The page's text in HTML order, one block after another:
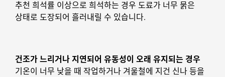
추천 희석률 이상으로 희석하는 경우 도료가 너무 묽은
상태로 도장되어 흘러내릴 수 있습니다.
건조가 느리거나 지연되어 유동성이 오래 유지되는 경우
기온이 너무 낮을 때 작업하거나 겨울철에 지건 신나 등을